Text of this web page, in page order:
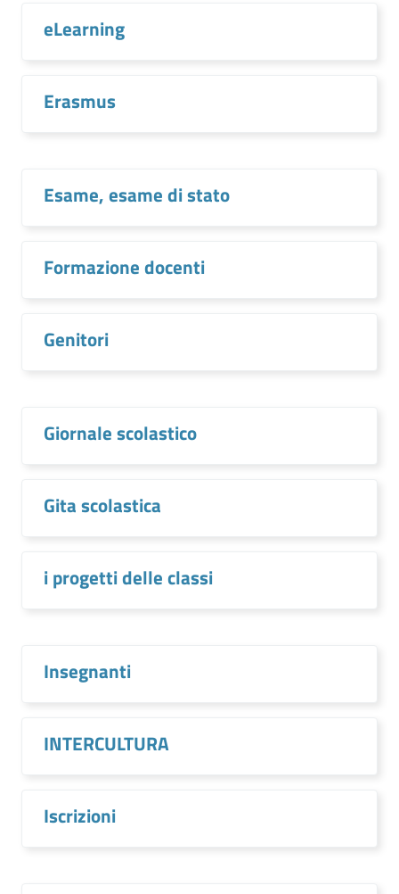
eLearning
Erasmus
Esame, esame di stato
Formazione docenti
Genitori
Giornale scolastico
Gita scolastica
i progetti delle classi
Insegnanti
INTERCULTURA
Iscrizioni